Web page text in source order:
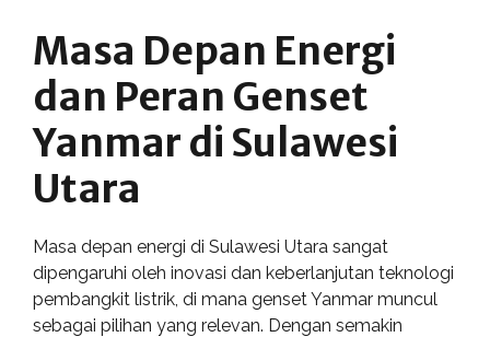
Masa Depan Energi
dan Peran Genset
Yanmar di Sulawesi
Utara
Masa depan energi di Sulawesi Utara sangat
dipengaruhi oleh inovasi dan keberlanjutan teknologi
pembangkit listrik, di mana genset Yanmar muncul
sebagai pilihan yang relevan. Dengan semakin